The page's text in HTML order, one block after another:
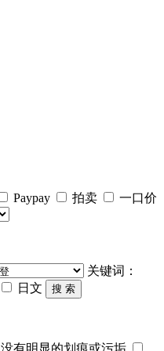
Paypay 拍卖 一口价
关键词：
日文
搜 索